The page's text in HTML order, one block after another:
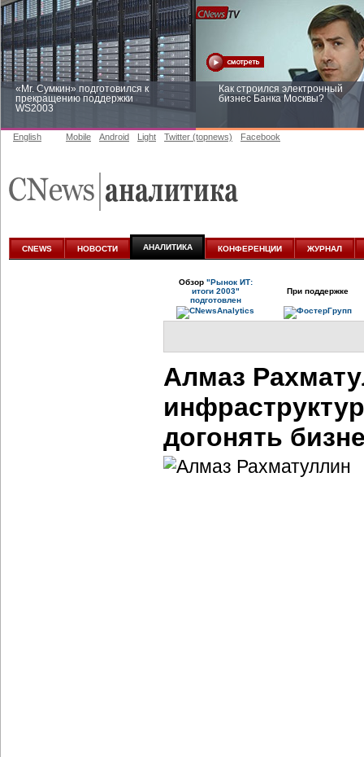
«Mr. Сумкин» подготовился к
прекращению поддержки
WS2003
Как строился электронный
бизнес Банка Москвы?
аналитике
English Mobile Android Light Twitter (topnews) Facebook
CNEWS НОВОСТИ АНАЛИТИКА КОНФЕРЕНЦИИ ЖУРНАЛ
Обзор "Рынок ИТ:
итоги 2003"
подготовлен
При поддержке
Алмаз
догонять